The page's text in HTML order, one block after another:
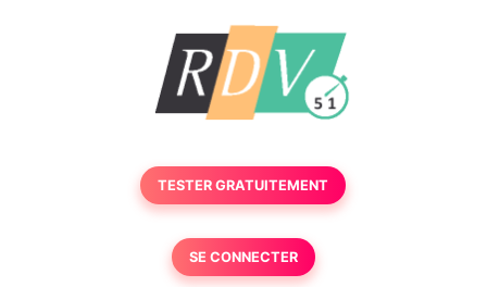
TESTER GRATUITEMENT
SE CONNECTER